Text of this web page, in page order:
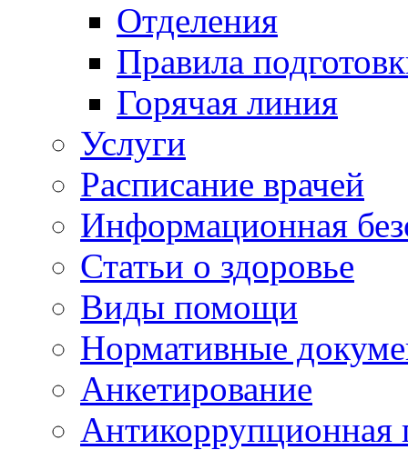
Отделения
Правила
Горячая линия
Услуги
Расписание врачей
Информационная
Статьи о здоровье
Виды помощи
Нормативные
Анкетирование
Антикоррупционная